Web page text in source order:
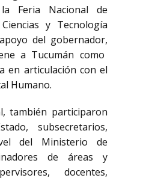
Feria Nacional de
y Tecnología
del gobernador,
a Tucumán como
en articulación con el
Humano.
también participaron
subsecretarios,
del Ministerio de
de áreas y
docentes,